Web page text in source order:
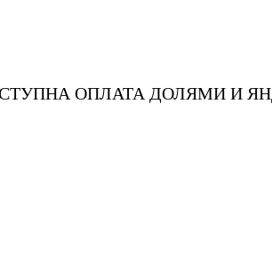
ДОСТУПНА ОПЛАТА ДОЛЯМИ